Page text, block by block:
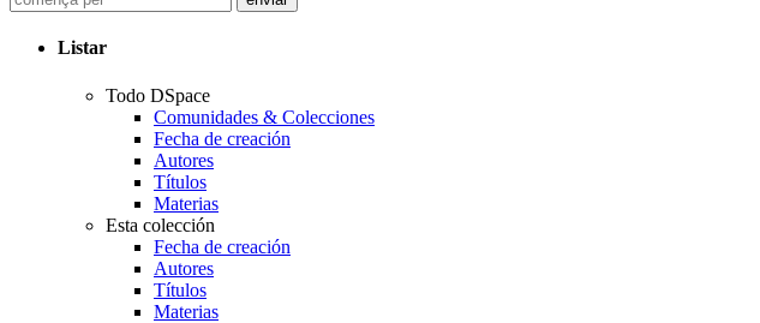
Listar
Todo DSpace
Comunidades & Colecciones
Fecha de creación
Autores
Títulos
Materias
Esta colección
Fecha de creación
Autores
Títulos
Materias